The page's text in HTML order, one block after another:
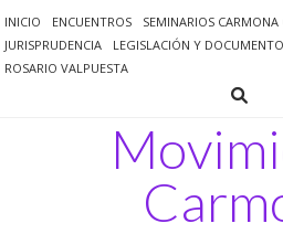
al
contenido
INICIO ENCUENTROS SEMINARIOS CARMONA
JURISPRUDENCIA
LEGISLACIÓN Y
ROSARIO VALPUESTA